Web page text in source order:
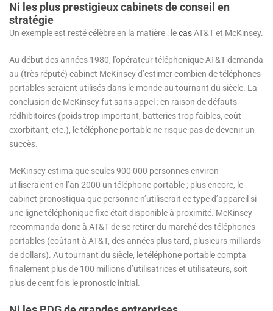
Ni les plus prestigieux cabinets de conseil en
stratégie
Un exemple est resté célèbre en la matière : lecasAT&T et McKinsey.
Au début des années 1980, l’opérateur téléphonique AT&T demanda
au (très réputé) cabinet McKinsey d’estimer combien de téléphones
portables seraient utilisés dans le monde au tournant du siècle. La
conclusion de McKinsey fut sans appel : en raison de défauts
rédhibitoires (poids trop important, batteries trop faibles, coût
exorbitant, etc.), le téléphone portable ne risque pas de devenir un
succès.
McKinsey estima que seules 900 000 personnes environ
utiliseraient en l’an 2000 un téléphone portable ; plus encore, le
cabinet pronostiqua que personne n’utiliserait ce type d’appareil si
une ligne téléphonique fixe était disponible à proximité. McKinsey
recommanda donc à AT&T de se retirer du marché des téléphones
portables (coûtant à AT&T, des années plus tard, plusieurs milliards
de dollars). Au tournant du siècle, le téléphone portable compta
finalement plus de 100 millions d’utilisatrices et utilisateurs, soit
plus de cent fois le pronostic initial.